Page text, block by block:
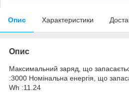
Опис Характеристики
Опис
Максимальний заряд, що
:3000 Номінальна енергія, що
Wh :11.24